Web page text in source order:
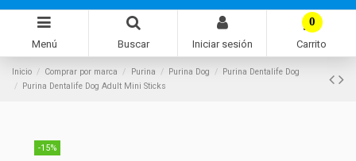
Menú Buscar Iniciar sesión
0
Carrito
Inicio Comprar por marca Purina Purina Dog
Purina Dentalife Dog
Purina Dentalife Dog Adult Mini Sticks
-15%